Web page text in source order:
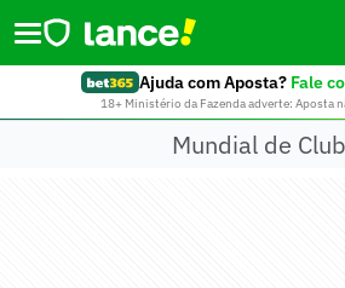
Ajuda com Aposta? Fale
18+ Ministério da Fazenda adverte: Aposta
Mundial de